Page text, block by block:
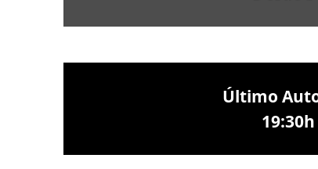
Último
19:30h